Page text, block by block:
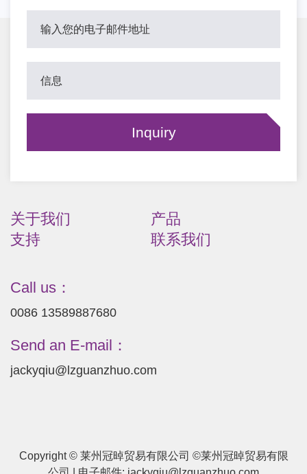
关于我们
产品
支持
联系我们
Call us：
0086 13589887680
Send an E-mail：
jackyqiu@lzguanzhuo.com
Copyright © 莱州冠晫贸易有限公司 ©莱州冠晫贸易有限